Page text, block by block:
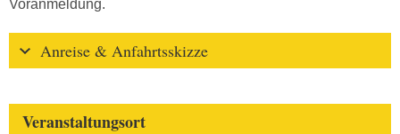
Voranmeldung.
Anreise & Anfahrtsskizze
Veranstaltungsort